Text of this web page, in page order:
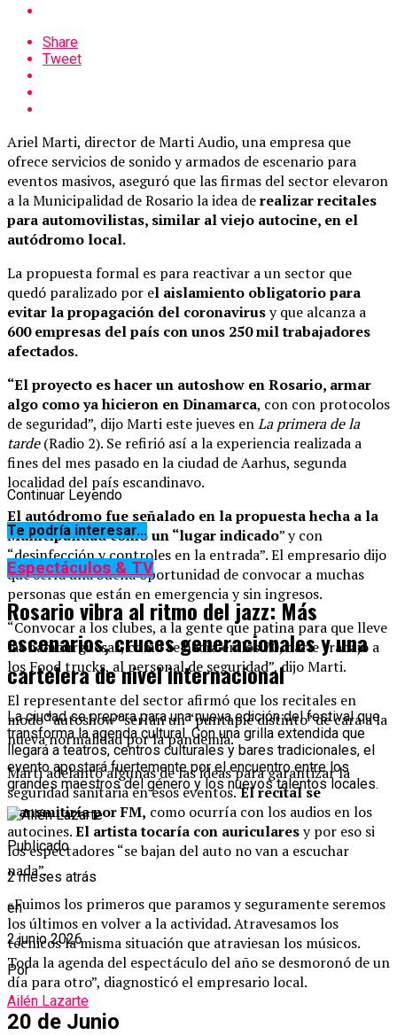
Share
Tweet
Ariel Marti, director de Marti Audio, una empresa que
ofrece servicios de sonido y armados de escenario para
eventos masivos, aseguró que las firmas del sector elevaron
a la Municipalidad de Rosario la idea derealizar recitales
para automovilistas, similar al viejo autocine, en el
autódromo local.
La propuesta formal es para reactivar a un sector que
quedó paralizado por el aislamiento obligatorio para
evitar la propagación del coronavirusy que alcanza a
600 empresas del país con unos 250 mil trabajadores
afectados.
“El proyecto es hacer un autoshow en Rosario, armar
algo como ya hicieron en Dinamarca, con con protocolos
de seguridad”, dijo Marti este jueves enLa primera de la
tarde(Radio 2). Se refirió así a la experiencia realizada a
fines del mes pasado en la ciudad de Aarhus, segunda
localidad del país escandinavo.
El autódromo fue señalado en la propuesta hecha a la
Municipalidad como un “lugar indicado” y con
“desinfección y controles en la entrada”. El empresario dijo
que sería una buena oportunidad de convocar a muchas
personas que están en emergencia y sin ingresos.
“Convocar a los clubes, a la gente que patina para que lleve
las hamburguesas, como se hacía en los 70, darle trabajo a
los Food trucks, al personal de seguridad”, dijo Marti.
El representante del sector afirmó que los recitales en
modo “autoshow” serían un “puntapié distinto” de cara a la
nueva normalidad por la pandemia.
Marti adelantó algunas de las ideas para garantizar la
seguridad sanitaria en esos eventos.El recital se
transmitiría por FM, como ocurría con los audios en los
autocines.El artista tocaría con auricularesy por eso si
los espectadores “se bajan del auto no van a escuchar
nada”.
«Fuimos los primeros que paramos y seguramente seremos
los últimos en volver a la actividad. Atravesamos los
técnicos la misma situación que atraviesan los músicos.
Toda la agenda del espectáculo del año se desmoronó de un
día para otro”, diagnosticó el empresario local.
20 de Junio
Continuar Leyendo
Te podría interesar...
Espectáculos & TV
Rosario vibra al ritmo del jazz: Más
escenarios, cruces generacionales y una
cartelera de nivel internacional
La ciudad se prepara para una nueva edición del festival que
transforma la agenda cultural. Con una grilla extendida que
llegará a teatros, centros culturales y bares tradicionales, el
evento apostará fuertemente por el encuentro entre los
grandes maestros del género y los nuevos talentos locales.
Publicado
2 meses atrás
en
2 junio 2026
Por
Ailén Lazarte